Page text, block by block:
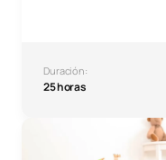
Duración:
25 horas
Microcredencial